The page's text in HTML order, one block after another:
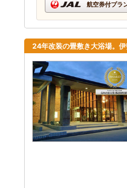
航空券付プラ
24年改装の畳敷き大浴場。伊